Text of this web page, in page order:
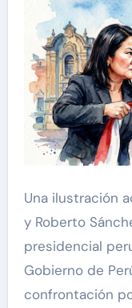
Una ilustración
y Roberto
presidencial
Gobierno de
confrontación